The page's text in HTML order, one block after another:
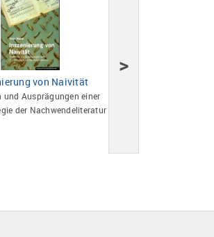
von Naivität
und Ausprägungen einer
der Nachwendeliteratur
>